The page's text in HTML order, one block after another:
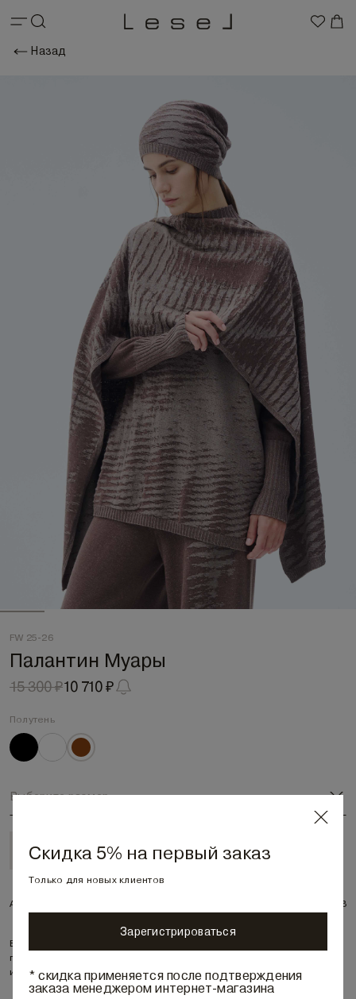
Назад
FW 25-26
Палантин Муары
15 300 ₽10 710 ₽
Полутень
Выберите размер
В корзину • 10 710 ₽
Артикул: 312678
Вязаный палантин из нежной вискозы с кашемиром. Выполнен
переплетением с абстрактным рисунком. Тонкое полотно делает
изделие тактильно приятным.
Скидка 5% на первый заказ
Только для новых клиентов
Зарегистрироваться
* скидка применяется после подтверждения
заказа менеджером интернет-магазина